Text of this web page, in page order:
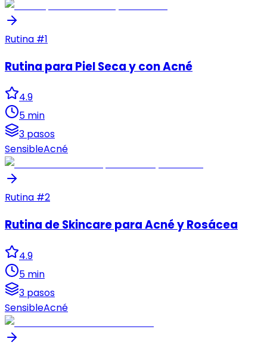
Rutina #1
Rutina para Piel Seca y con Acné
4.9
5 min
3 pasos
SensibleAcné
Rutina #2
Rutina de Skincare para Acné y Rosácea
4.9
5 min
3 pasos
SensibleAcné